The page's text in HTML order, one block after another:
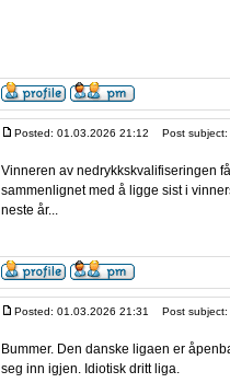
Posted: 01.03.2026 21:12 Post subject:
Vinneren av nedrykkskvalifiseringen
sammenlignet med å ligge sist i
neste år...
Posted: 01.03.2026 21:31 Post subject:
Bummer. Den danske ligaen er
seg inn igjen. Idiotisk dritt liga.